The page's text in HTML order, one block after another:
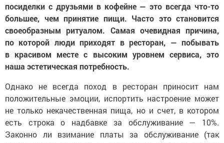
посиделки с друзьями в кофейне — это всегда что-то
большее, чем принятие пищи. Часто это становится
своеобразным ритуалом. Самая очевидная причина,
по которой люди приходят в ресторан, — побывать
в красивом месте с высоким уровнем сервиса, это
наша эстетическая потребность.
Однако не всегда поход в ресторан приносит нам
положительные эмоции, испортить настроение может
не только некачественная пища, но и счет, в котором
есть строка о надбавке за обслуживание — 10%.
Законно ли взимание платы за обслуживание (так